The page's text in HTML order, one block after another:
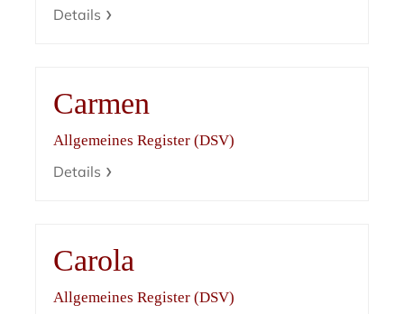
Details
Carmen
Allgemeines Register (DSV)
Details
Carola
Allgemeines Register (DSV)